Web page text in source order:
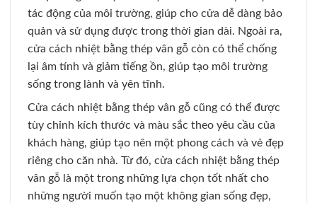
tác động của môi trường, giúp cho cửa dễ dàng bảo
quản và sử dụng được trong thời gian dài. Ngoài ra,
cửa cách nhiệt bằng thép vân gỗ còn có thể chống
lại âm tính và giảm tiếng ồn, giúp tạo môi trường
sống trong lành và yên tĩnh.
Cửa cách nhiệt bằng thép vân gỗ cũng có thể được
tùy chỉnh kích thước và màu sắc theo yêu cầu của
khách hàng, giúp tạo nên một phong cách và vẻ đẹp
riêng cho căn nhà. Từ đó, cửa cách nhiệt bằng thép
vân gỗ là một trong những lựa chọn tốt nhất cho
những người muốn tạo một không gian sống đẹp,